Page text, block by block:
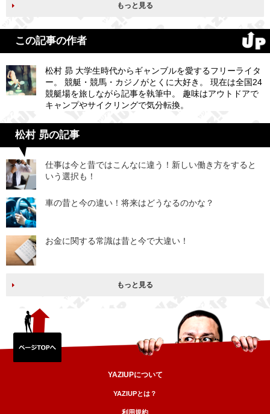
もっと見る
この記事の作者
松村 昴 大学生時代からギャンブルを愛するフリーライタ
ー。 競艇・競馬・カジノがとくに大好き。 現在は全国24
競艇場を旅しながら記事を執筆中。 趣味はアウトドアで
キャンプやサイクリングで気分転換。
松村 昴の記事
仕事は今と昔ではこんなに違う！新しい働き方をすると
いう選択も！
車の昔と今の違い！将来はどうなるのかな？
お金に関する常識は昔と今で大違い！
もっと見る
YAZIUPについて
YAZIUPとは？
利用規約